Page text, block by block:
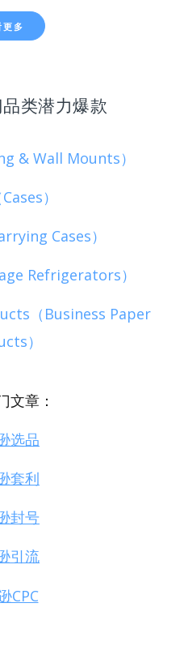
更多
类潜力爆款
& Wall Mounts）
）
Cases）
Refrigerators）
（Business Paper
）
文章：
选品
套利
封号
引流
CPC